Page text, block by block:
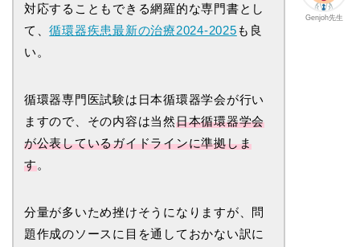
Genjoh先生
対応することもできる網羅的な専門書とし
て、循環器疾患最新の治療2024-2025も良
い。
循環器専門医試験は日本循環器学会が行い
ますので、その内容は当然日本循環器学会
が公表しているガイドラインに準拠しま
す。
分量が多いため挫けそうになりますが、問
題作成のソースに目を通しておかない訳に